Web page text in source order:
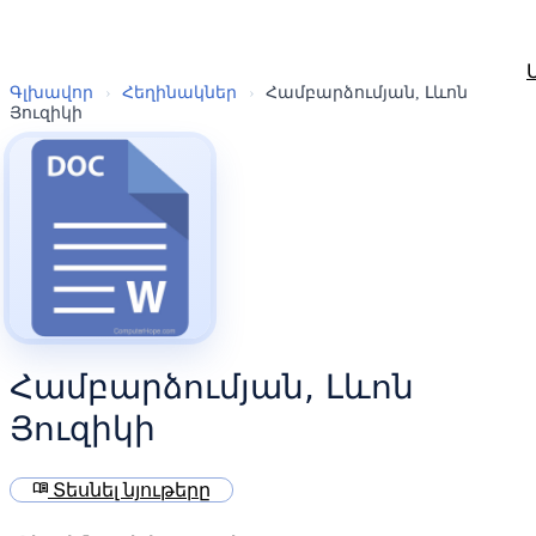
Գլխավոր › Հեղինակներ ›
Համբարձումյան, Լևոն
Յուզիկի
Համբարձումյան, Լևոն
Յուզիկի
menu_book Տեսնել նյութերը